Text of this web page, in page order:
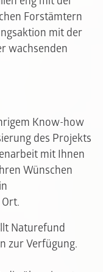
Forstämtern
mit der
wachsenden
Know-how
des Projekts
mit Ihnen
Wünschen
Naturefund
zur Verfügung.